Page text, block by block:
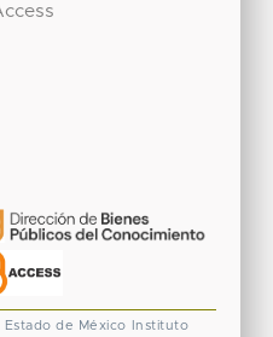
de México Instituto